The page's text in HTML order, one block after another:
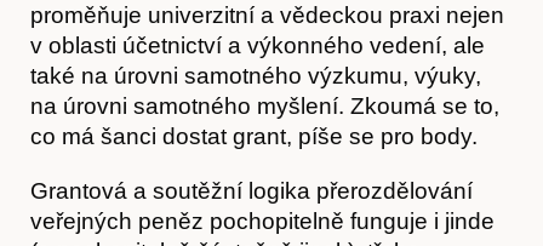
proměňuje univerzitní a vědeckou praxi nejen
v oblasti účetnictví a výkonného vedení, ale
také na úrovni samotného výzkumu, výuky,
na úrovni samotného myšlení. Zkoumá se to,
co má šanci dostat grant, píše se pro body.
Grantová a soutěžní logika přerozdělování
veřejných peněz pochopitelně funguje i jinde